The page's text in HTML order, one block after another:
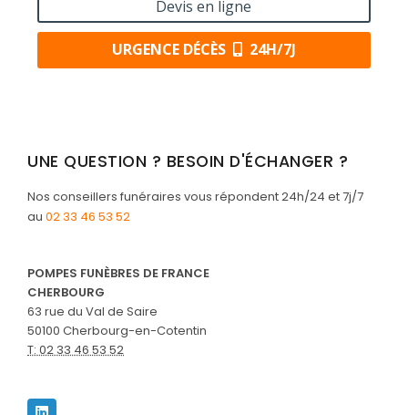
Devis en ligne
URGENCE DÉCÈS 24H/7J
ORGANISER DES OBSÈQUES
PRÉVOIR SES OBSÈQUES
Entretien de sépulture
Livraison de Fleurs Naturelles
Livraison de plaques
ESPACE FAMILLE
UNE QUESTION ? BESOIN D'ÉCHANGER ?
Nos conseillers funéraires vous répondent 24h/24 et 7j/7
au 02 33 46 53 52
POMPES FUNÈBRES DE FRANCE
CHERBOURG
63 rue du Val de Saire
50100 Cherbourg-en-Cotentin
T: 02 33 46 53 52